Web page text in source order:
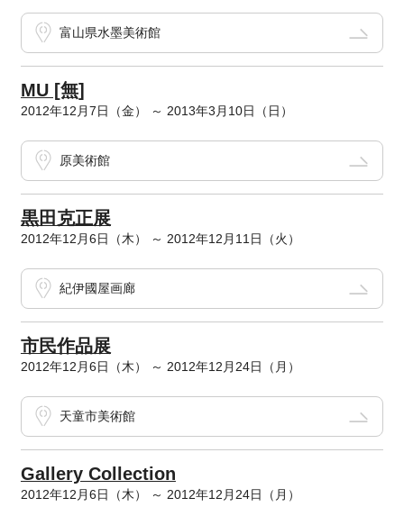
富山県水墨美術館
MU [無]
2012年12月7日（金） ～ 2013年3月10日（日）
原美術館
黒田克正展
2012年12月6日（木） ～ 2012年12月11日（火）
紀伊國屋画廊
市民作品展
2012年12月6日（木） ～ 2012年12月24日（月）
天童市美術館
Gallery Collection
2012年12月6日（木） ～ 2012年12月24日（月）